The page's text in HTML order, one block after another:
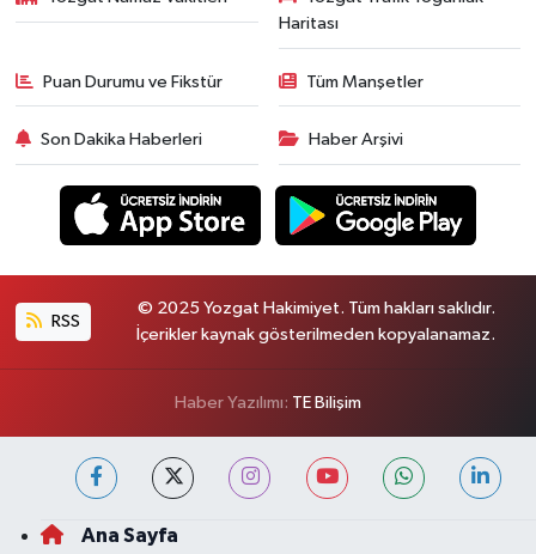
Haritası
Puan Durumu ve Fikstür Tüm Manşetler
Son Dakika Haberleri Haber Arşivi
RSS
© 2025 Yozgat Hakimiyet. Tüm hakları saklıdır.
İçerikler kaynak gösterilmeden kopyalanamaz.
Haber Yazılımı: TE Bilişim
Ana Sayfa